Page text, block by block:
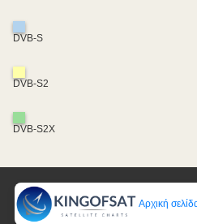
DVB-S
DVB-S2
DVB-S2X
Αρχική